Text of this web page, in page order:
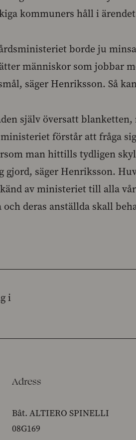
kommuners håll i
borde ju
människor som jobbar
säger Henriksson. Så
själv översatt
ministeriet förstår att fråga
man hittills tydligen
gjord, säger Henriksson.
av ministeriet till alla
deras anställda skall
i
Adress
Bât. ALTIERO SPINELLI
08G169